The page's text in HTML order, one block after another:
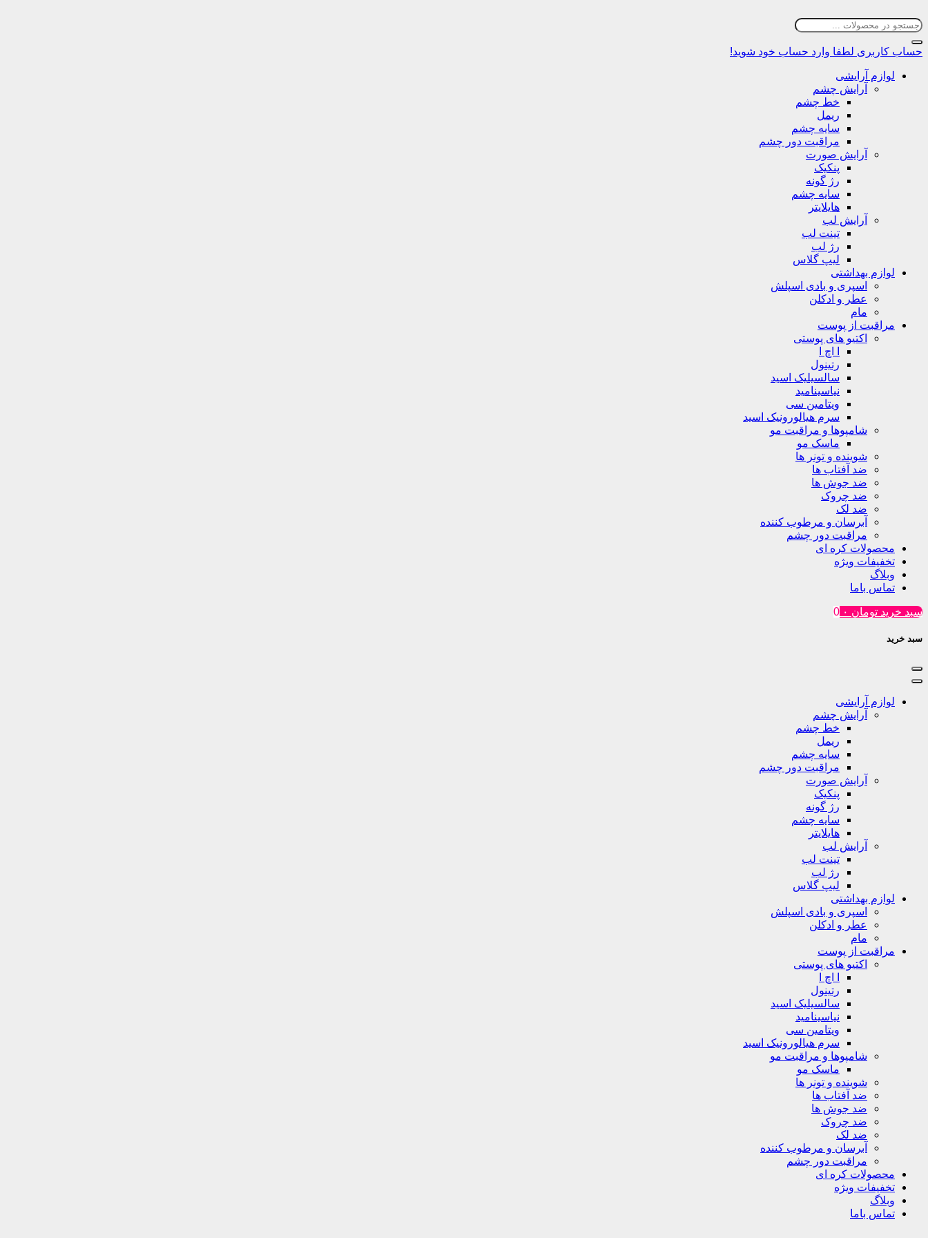
حساب کاربری لطفا وارد حساب خود شوید!
لوازم آرایشی
آرایش چشم
خط چشم
ریمل
سایه چشم
مراقبت دور چشم
آرایش صورت
پنکیک
رژ گونه
سایه چشم
هایلایتر
آرایش لب
تینت لب
رژ لب
لیپ گلاس
لوازم بهداشتی
اسپری و بادی اسپلش
عطر و ادکلن
مام
مراقبت از پوست
اکتیو های پوستی
ا اچ ا
رتینول
سالسیلیک اسید
نیاسینامید
ویتامین سی
سرم هیالورونیک اسید
شامپوها و مراقبت مو
ماسک مو
شوینده و تونر ها
ضد آفتاب ها
ضد جوش ها
ضد چروک
ضد لک
آبرسان و مرطوب کننده
مراقبت دور چشم
محصولات کره ای
تخفیفات ویژه
وبلاگ
تماس باما
سبد خرید تومان 0
سبد خرید
لوازم آرایشی
آرایش چشم
خط چشم
ریمل
سایه چشم
مراقبت دور چشم
آرایش صورت
پنکیک
رژ گونه
سایه چشم
هایلایتر
آرایش لب
تینت لب
رژ لب
لیپ گلاس
لوازم بهداشتی
اسپری و بادی اسپلش
عطر و ادکلن
مام
مراقبت از پوست
اکتیو های پوستی
ا اچ ا
رتینول
سالسیلیک اسید
نیاسینامید
ویتامین سی
سرم هیالورونیک اسید
شامپوها و مراقبت مو
ماسک مو
شوینده و تونر ها
ضد آفتاب ها
ضد جوش ها
ضد چروک
ضد لک
آبرسان و مرطوب کننده
مراقبت دور چشم
محصولات کره ای
تخفیفات ویژه
وبلاگ
تماس باما